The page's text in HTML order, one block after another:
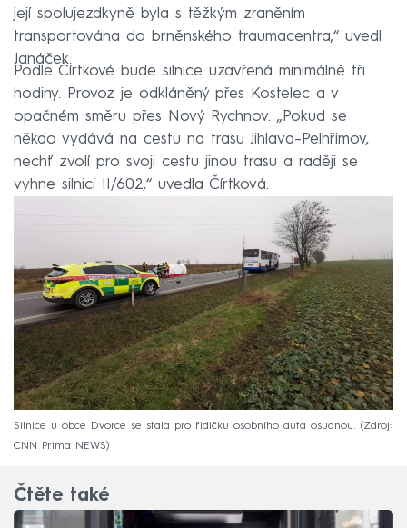
její spolujezdkyně byla s těžkým zraněním
transportována do brněnského traumacentra,“ uvedl
Janáček.
Podle Čírtkové bude silnice uzavřená minimálně tři
hodiny. Provoz je odkláněný přes Kostelec a v
opačném směru přes Nový Rychnov. „Pokud se
někdo vydává na cestu na trasu Jihlava–⁠Pelhřimov,
nechť zvolí pro svoji cestu jinou trasu a raději se
vyhne silnici II/602,“ uvedla Čírtková.
Silnice u obce Dvorce se stala pro řidičku osobního auta osudnou.
Zdroj:
CNN Prima NEWS
Čtěte také